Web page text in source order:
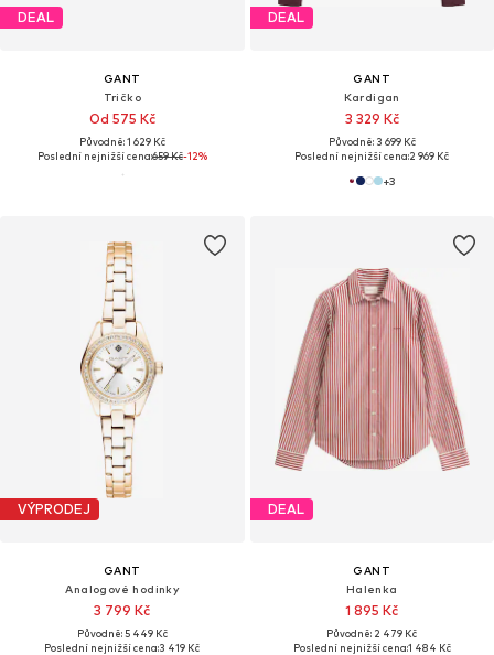
DEAL
GANT
Tričko
Od 575 Kč
Původně: 1 629 Kč
Poslední nejnižší cena:659 Kč-12%
DEAL
GANT
Kardigan
3 329 Kč
Původně: 3 699 Kč
Poslední nejnižší cena:2 969 Kč
+3
VÝPRODEJ
GANT
Analogové hodinky
3 799 Kč
Původně: 5 449 Kč
Poslední nejnižší cena:3 419 Kč
DEAL
GANT
Halenka
1 895 Kč
Původně: 2 479 Kč
Poslední nejnižší cena:1 484 Kč